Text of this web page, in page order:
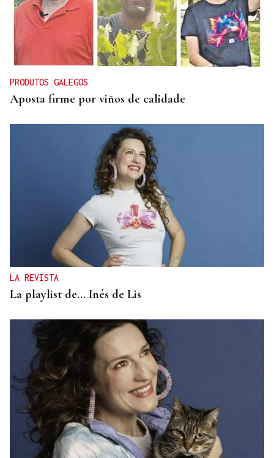
CRISIS HUMANITARIA
Prohens advierte de que la crisis migratoria en
Ceuta "no ha acabado": "Que no nos hagan creer lo
contrario"
PRODUTOS GALEGOS
Aposta firme por viños de calidade
LA REVISTA
La playlist de... Inés de Lis